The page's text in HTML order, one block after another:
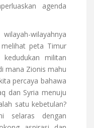
agenda
wilayahnya
melihat peta Timur
militan
mana Zionis mahu
percaya bahawa
dan Syria menuju
satu kebetulan?
selaras dengan